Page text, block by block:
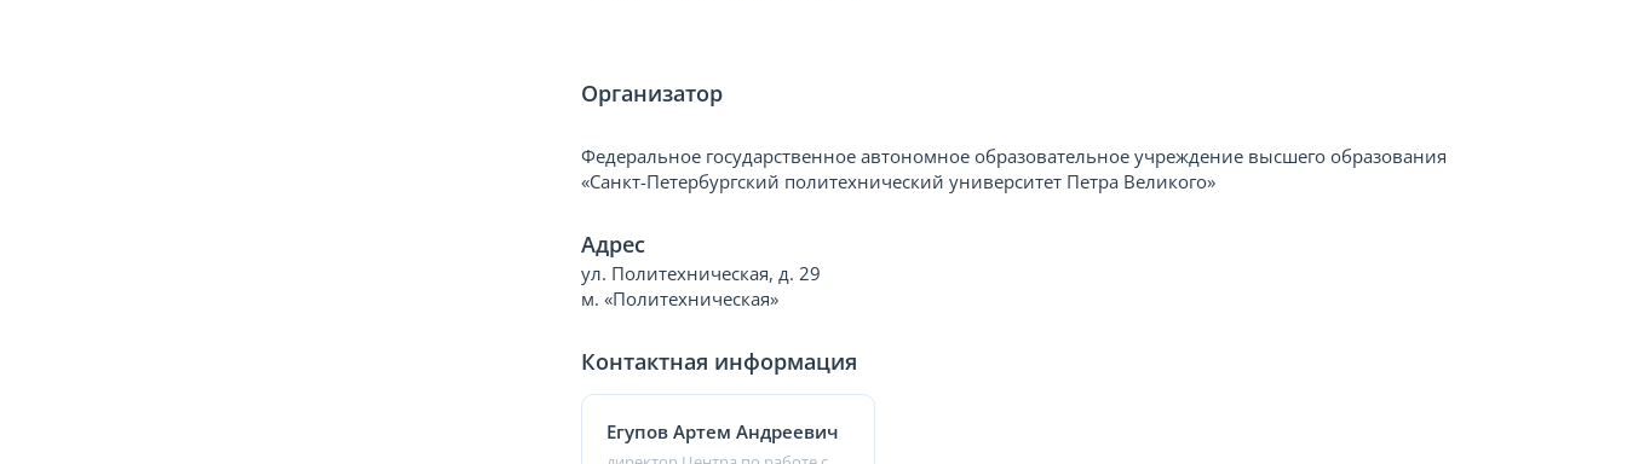
Организатор
Федеральное государственное автономное образовательное учреждение высшего образования
«Санкт-Петербургский политехнический университет Петра Великого»
Адрес
ул. Политехническая, д. 29
м. «Политехническая»
Контактная информация
Егупов Артем Андреевич